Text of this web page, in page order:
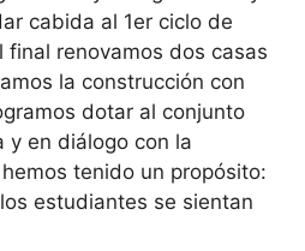
cabida al 1er ciclo de
final renovamos dos casas
la construcción con
dotar al conjunto
y en diálogo con la
tenido un propósito:
estudiantes se sientan